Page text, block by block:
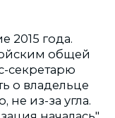
2015 года.
общей
секретарю
о владельце
из-за угла.